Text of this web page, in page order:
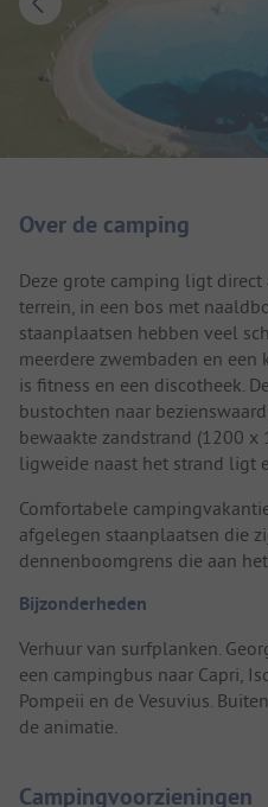
Over de camping
Deze grote camping ligt direct
terrein, in een bos met
staanplaatsen hebben veel
meerdere zwembaden en
is fitness en een discotheek.
bustochten naar
bewaakte zandstrand (1200 x
ligweide naast het strand ligt
Comfortabele
afgelegen staanplaatsen die
dennenboomgrens die aan
Bijzonderheden
Verhuur van surfplanken.
een campingbus naar Capri,
Pompeii en de Vesuvius.
de animatie.
Campingvoorzieningen